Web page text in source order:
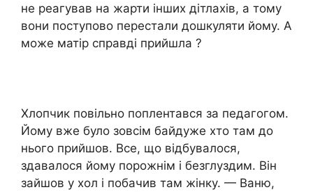
не реагував на жарти інших дітлахів, а тому
вони поступово перестали дошкуляти йому. А
може матір справді прийшла ?
Хлопчик повільно поплентався за педагогом.
Йому вже було зовсім байдуже хто там до
нього прийшов. Все, що відбувалося,
здавалося йому порожнім і безглуздим. Він
зайшов у хол і побачив там жінку. — Ваню,